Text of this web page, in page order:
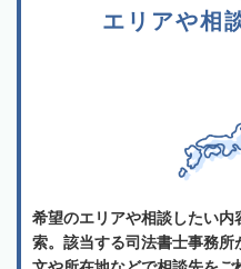
エリアや相
希望のエリアや相談したい
索。該当する司法書士事務